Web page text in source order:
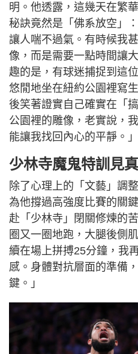
明。他透露，這幾天在繁
秘訣竟然是「佛系放空」
讓人喘不過氣。有時候我
像，而是需要一點時間讓
趣的是，有球迷捕捉到這
悠閒地坐在紐約公園裡寫
後笑著證實自己確實在「
公園裡的雕像，老實說，
能讓我找回內心的平靜。」
少林寺魔鬼特訓見
除了心理上的「文藝」調
為他撐過高強度比賽的關
赴「少林寺」閉關修煉的
圈又一圈地跑，大腿後側
續在場上拼搏25分鐘，我
感。身體對抗層面的準備
鍵。」